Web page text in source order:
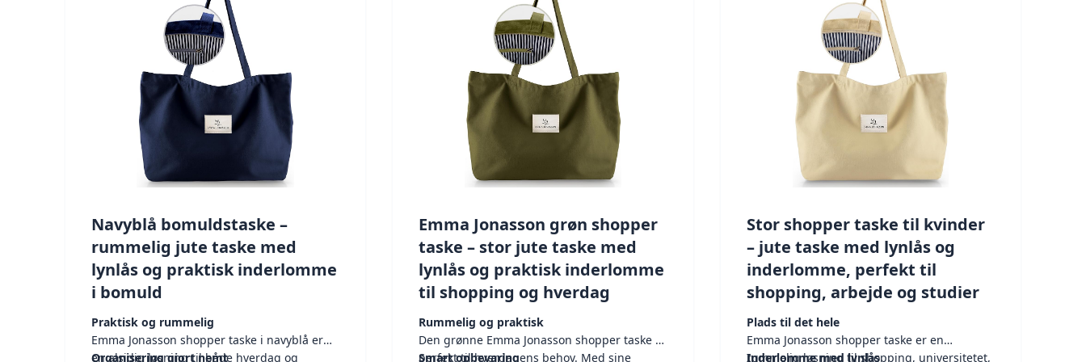
Navyblå bomuldstaske –
rummelig jute taske med
lynlås og praktisk inderlomme
i bomuld
Praktisk og rummelig
Emma Jonasson shopper taske i navyblå er
en alsidig løsning til både hverdag og
Organisering gjort nemt
Emma Jonasson grøn shopper
taske – stor jute taske med
lynlås og praktisk inderlomme
til shopping og hverdag
Rummelig og praktisk
Den grønne Emma Jonasson shopper taske er
perfekt til hverdagens behov. Med sine
Smart opbevaring
Stor shopper taske til kvinder
– jute taske med lynlås og
inderlomme, perfekt til
shopping, arbejde og studier
Plads til det hele
Emma Jonasson shopper taske er en
rummelig løsning til shopping, universitetet,
Inderlomme med lynlås